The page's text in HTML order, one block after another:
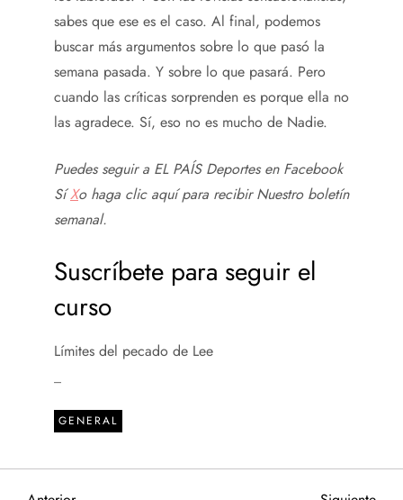
sabes que ese es el caso. Al final, podemos
buscar más argumentos sobre lo que pasó la
semana pasada. Y sobre lo que pasará. Pero
cuando las críticas sorprenden es porque ella no
las agradece. Sí, eso no es mucho de Nadie.
Puedes seguir a EL PAÍS Deportes en Facebook
SíXo haga clic aquí para recibirNuestro boletín
semanal.
Suscríbete para seguir el
curso
Límites del pecado de Lee
GENERAL